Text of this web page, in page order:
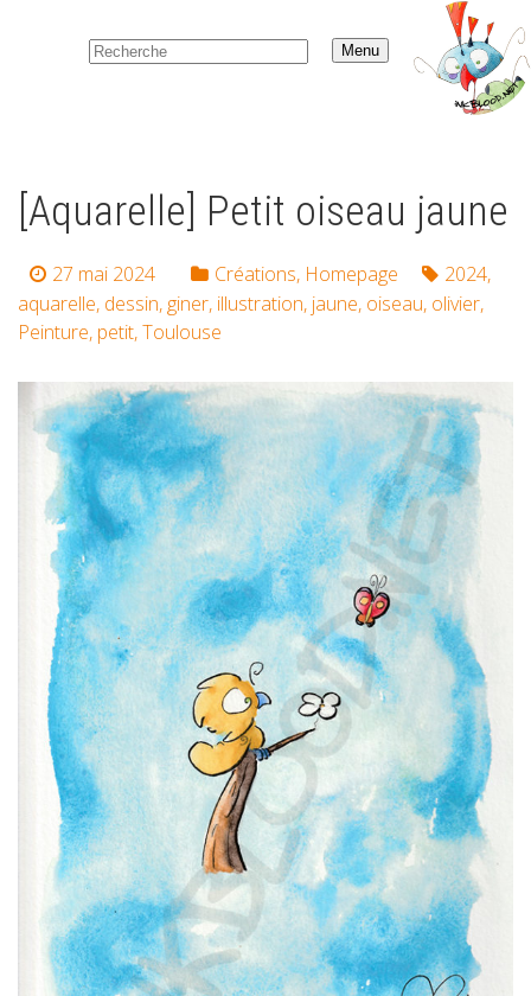
Menu
[Aquarelle] Petit oiseau jaune
27 mai 2024 Créations, Homepage 2024,
aquarelle, dessin, giner, illustration, jaune, oiseau, olivier,
Peinture, petit,Toulouse